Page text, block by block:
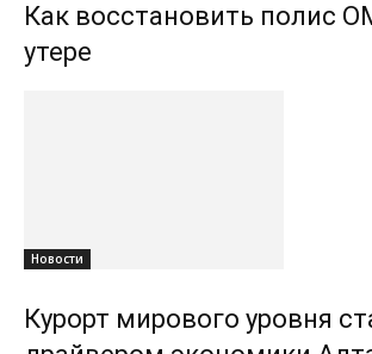
Как восстановить полис
утере
Новости
Курорт мирового уровня